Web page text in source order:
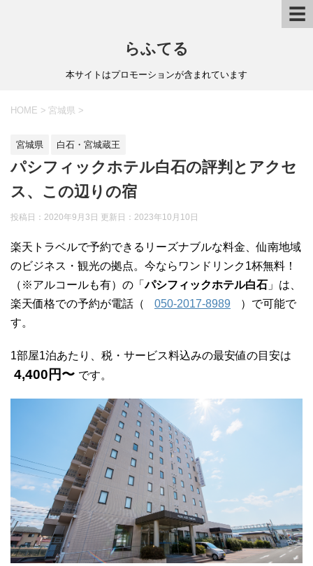
☰
らふてる
本サイトはプロモーションが含まれています
HOME > 宮城県 >
宮城県 白石・宮城蔵王
パシフィックホテル白石の評判とアクセ
ス、この辺りの宿
投稿日：2020年9月3日 更新日： 2023年10月10日
楽天トラベルで予約できるリーズナブルな料金、仙南地域
のビジネス・観光の拠点。今ならワンドリンク1杯無料！
（※アルコールも有）の「パシフィックホテル白石 」は、
楽天価格での予約が電話（
050-2017-8989
）で可能で
す。
1部屋1泊あたり、税・サービス料込みの最安値の目安は
4,400円〜 です。